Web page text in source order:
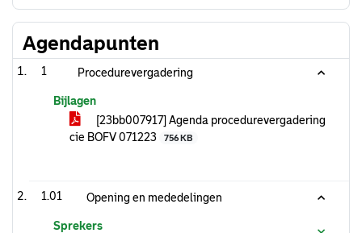
Agendapunten
1 Procedurevergadering
Bijlagen
[23bb007917] Agenda procedurevergadering
cie BOFV 071223
756 KB
1.01 Opening en mededelingen
Sprekers